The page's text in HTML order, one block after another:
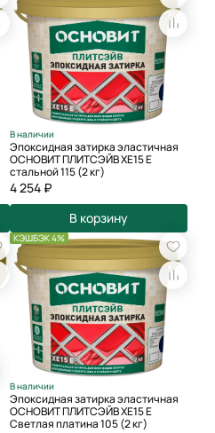
В наличии
Эпоксидная затирка эластичная
ОСНОВИТ ПЛИТСЭЙВ XE15 Е
стальной 115 (2 кг)
4 254 ₽
В корзину
КЭШБЭК 4%
В наличии
Эпоксидная затирка эластичная
ОСНОВИТ ПЛИТСЭЙВ XE15 E
Светлая платина 105 (2 кг)